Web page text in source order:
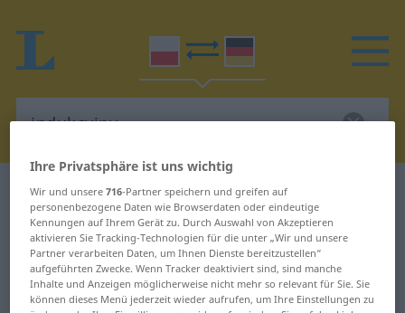
Polnisch-Deutsch Wörterbuch indukcyjny
Polnisch-Deutsch Übersetzung für
"indukcyjny"
"indukcyjny" Deutsch Übersetzung
Ihre Privatsphäre ist uns wichtig
Wir und unsere716-Partner speichern und greifen auf
personenbezogene Daten wie Browserdaten oder eindeutige
Kennungen auf Ihrem Gerät zu. Durch Auswahl von Akzeptieren
aktivieren Sie Tracking-Technologien für die unter „Wir und unsere
Partner verarbeiten Daten, um Ihnen Dienste bereitzustellen“
aufgeführten Zwecke. Wenn Tracker deaktiviert sind, sind manche
Inhalte und Anzeigen möglicherweise nicht mehr so relevant für Sie. Sie
können dieses Menü jederzeit wieder aufrufen, um Ihre Einstellungen zu